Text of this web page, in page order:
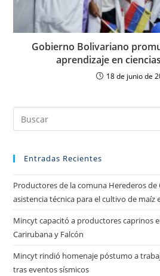
Gobierno Bolivariano
aprendizaje en
18 de junio de
Entradas Recientes
Productores de la comuna Herederos de
asistencia técnica para el cultivo de maíz
Mincyt capacitó a productores caprinos
Carirubana y Falcón
Mincyt rindió homenaje póstumo a
tras eventos sísmicos